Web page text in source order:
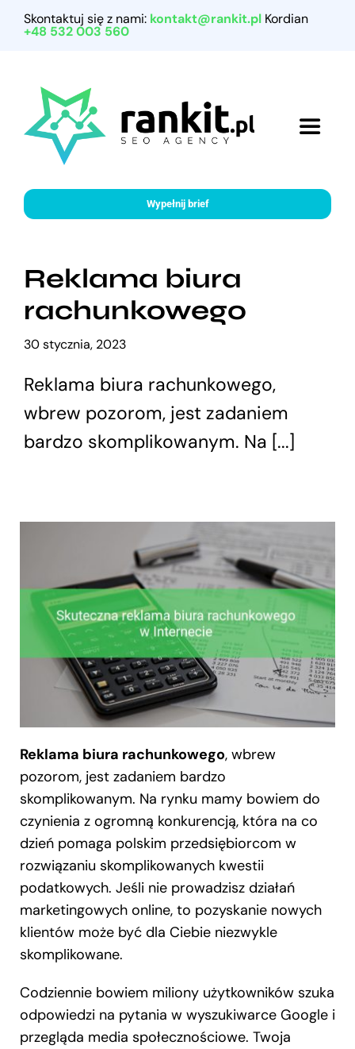
PrzejdźSkontaktuj się z nami: kontakt@rankit.plKordian
+48 532 003 560
Toggle
Home
Nasze usługi
Porady marketingowe
Skontaktuj się z nami
Wypełnij brief
Reklama biura
rachunkowego
30 stycznia, 2023
Reklama biura rachunkowego,
wbrew pozorom, jest zadaniem
bardzo skomplikowanym. Na [...]
Reklama biura rachunkowego, wbrew
pozorom, jest zadaniem bardzo
skomplikowanym. Na rynku mamy bowiem do
czynienia z ogromną konkurencją, która na co
dzień pomaga polskim przedsiębiorcom w
rozwiązaniu skomplikowanych kwestii
podatkowych. Jeśli nie prowadzisz działań
marketingowych online, to pozyskanie nowych
klientów może być dla Ciebie niezwykle
skomplikowane.
Codziennie bowiem miliony użytkowników szuka
odpowiedzi na pytania w wyszukiwarce Google i
przegląda media społecznościowe. Twoja